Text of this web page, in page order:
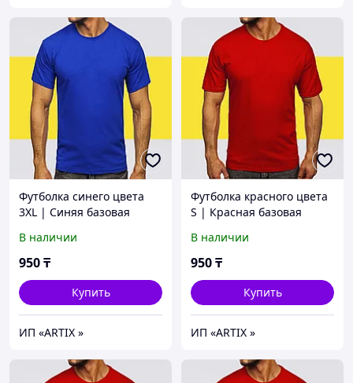
Футболка синего цвета
3XL | Синяя базовая
плотности) | Футболка
васильковая унисекс под
В наличии
950₸
Купить
ИП «ARTIX »
Футболка красного цвета
S | Красная базовая
плотности) | Футболка
унисекс хлопок
В наличии
950₸
Купить
ИП «ARTIX »